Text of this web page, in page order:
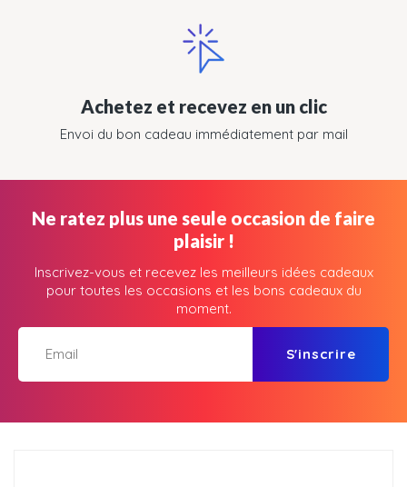
Achetez et recevez en un clic
Envoi du bon cadeau immédiatement par mail
Ne ratez plus une seule occasion de faire
plaisir !
Inscrivez-vous et recevez les meilleurs idées cadeaux
pour toutes les occasions et les bons cadeaux du
moment.
S'inscrire